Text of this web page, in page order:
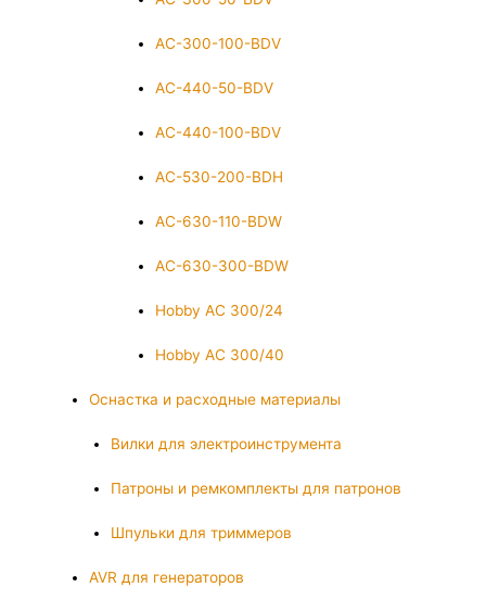
AC-300-100-BDV
AC-440-50-BDV
AC-440-100-BDV
AC-530-200-BDH
AC-630-110-BDW
AC-630-300-BDW
Hobby AC 300/24
Hobby AC 300/40
Оснастка и расходные материалы
Вилки для электроинструмента
Патроны и ремкомплекты для патронов
Шпульки для триммеров
AVR для генераторов